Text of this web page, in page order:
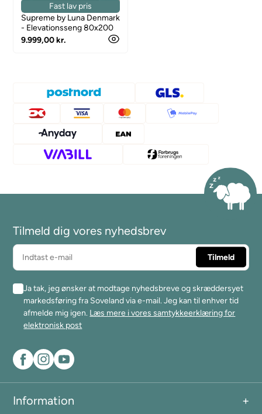
Fast lav pris
Supreme by Luna Denmark
- Elevationsseng 80x200
9.999,00 kr.
Tilmeld dig vores nyhedsbrev
Ja tak, jeg ønsker at modtage nyhedsbreve og skræddersyet
markedsføring fra Soveland via e-mail. Jeg kan til enhver tid
afmelde mig igen. Læs mere i vores samtykkeerklæring for
elektronisk post
Information